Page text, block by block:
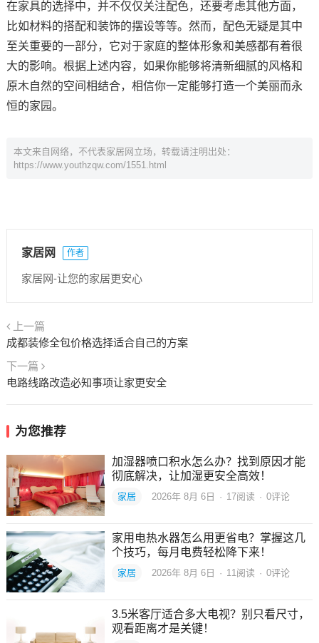
在家具的选择中，并不仅仅关注配色，还要考虑其他方面，
比如材料的搭配和装饰的摆设等等。然而，配色无疑是其中
至关重要的一部分，它对于家庭的整体形象和美感都有着很
大的影响。根据上述内容，如果你能够将清新细腻的风格和
原木自然的空间相结合，相信你一定能够打造一个美丽而永
恒的家园。
本文来自网络，不代表家居网立场，转载请注明出处：
https://www.youthzqw.com/1551.html
家居网 作者
家居网-让您的家居更安心
上一篇
成都装修全包价格选择适合自己的方案
下一篇
电路线路改造必知事项让家更安全
为您推荐
加湿器喷口积水怎么办？找到原因才能
彻底解决，让加湿更安全高效！
家居 2026年 8月 6日 · 17阅读 · 0评论
家用电热水器怎么用更省电？掌握这几
个技巧，每月电费轻松降下来！
家居 2026年 8月 6日 · 11阅读 · 0评论
3.5米客厅适合多大电视？别只看尺寸，
观看距离才是关键！